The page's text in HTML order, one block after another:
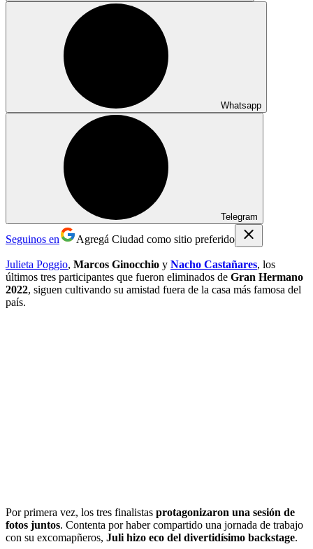
Whatsapp
Telegram
Seguinos en Agregá Ciudad como sitio preferido
Julieta Poggio, Marcos Ginocchio y Nacho Castañares, los
últimos tres participantes que fueron eliminados de Gran Hermano
2022, siguen cultivando su amistad fuera de la casa más famosa del
país.
Por primera vez, los tres finalistas protagonizaron una sesión de
fotos juntos. Contenta por haber compartido una jornada de trabajo
con su excomapñeros, Juli hizo eco del divertidísimo backstage.